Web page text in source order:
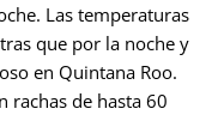
Las temperaturas
que por la noche y
en Quintana Roo.
rachas de hasta 60